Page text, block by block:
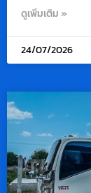
ดูเพิ่มเติม »
24/07/2026